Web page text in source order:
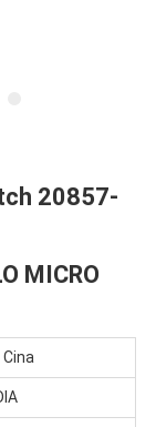
20857-
MICRO
Cina